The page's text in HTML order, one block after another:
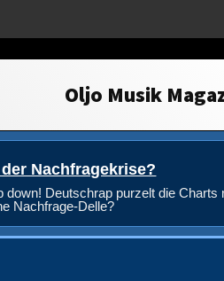
Oljo Musik
Nachfragekrise?
down! Deutschrap purzelt die
Nachfrage-Delle?